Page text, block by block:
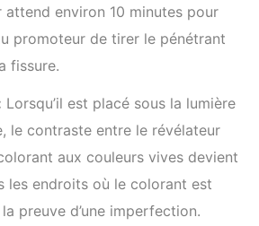
attend environ 10 minutes pour
promoteur de tirer le pénétrant
fissure.
Lorsqu’il est placé sous la lumière
le contraste entre le révélateur
aux couleurs vives devient
les endroits où le colorant est
preuve d’une imperfection.